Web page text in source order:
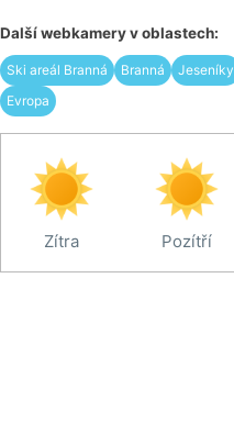
Další webkamery v oblastech:
Ski areál Branná Branná Jeseníky
Evropa
Zítra Pozítří